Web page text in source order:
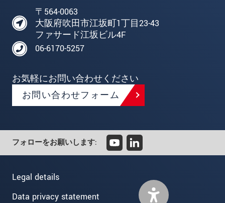
〒564-0063
大阪府吹田市江坂町1丁目23-43
ファサード江坂ビル4F
06-6170-5257
お気軽にお問い合わせください
お問い合わせフォーム
フォローをお願いします:
Legal details
Data privacy statement